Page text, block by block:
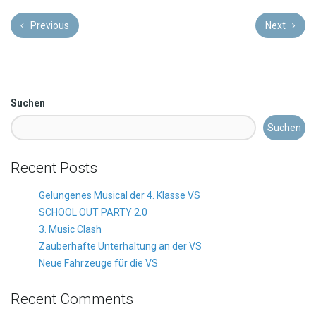
Previous Next
Suchen
Suchen
Recent Posts
Gelungenes Musical der 4. Klasse VS
SCHOOL OUT PARTY 2.0
3. Music Clash
Zauberhafte Unterhaltung an der VS
Neue Fahrzeuge für die VS
Recent Comments